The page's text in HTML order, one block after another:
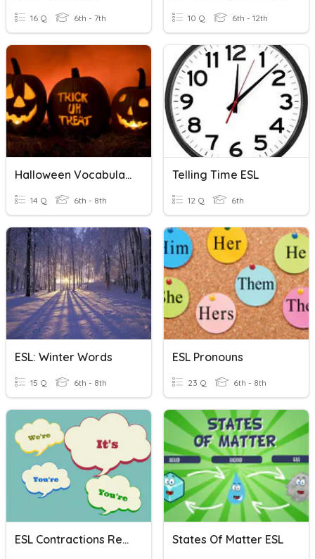
16 Q 6th - 7th 10 Q 6th - 12th
Halloween Vocabulary (ESL)
14 Q 6th - 8th
Telling Time ESL
12 Q 6th
ESL: Winter Words
15 Q 6th - 8th
ESL Pronouns
23 Q 6th - 8th
ESL Contractions Review States Of Matter ESL